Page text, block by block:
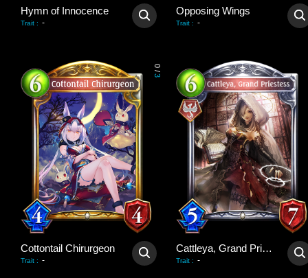
Hymn of Innocence
Trait : -
Opposing Wings
Trait : -
0
/
3
Cottontail Chirurgeon
Trait : -
Cattleya, Grand Priestess
Trait : -